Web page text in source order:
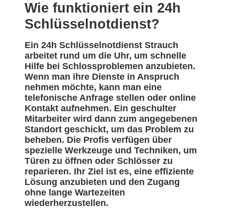
Wie funktioniert ein 24h
Schlüsselnotdienst?
Ein 24h Schlüsselnotdienst Strauch
arbeitet rund um die Uhr, um schnelle
Hilfe bei Schlossproblemen anzubieten.
Wenn man ihre Dienste in Anspruch
nehmen möchte, kann man eine
telefonische Anfrage stellen oder online
Kontakt aufnehmen. Ein geschulter
Mitarbeiter wird dann zum angegebenen
Standort geschickt, um das Problem zu
beheben. Die Profis verfügen über
spezielle Werkzeuge und Techniken, um
Türen zu öffnen oder Schlösser zu
reparieren. Ihr Ziel ist es, eine effiziente
Lösung anzubieten und den Zugang
ohne lange Wartezeiten
wiederherzustellen.